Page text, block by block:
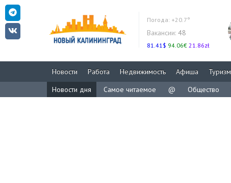
Погода: +20.7°
Вакансии: 48
81.41$ 94.06€ 21.86zł
Новости Работа Недвижимость Афиша Туризм
Новости дня
Самое читаемое @ Общество